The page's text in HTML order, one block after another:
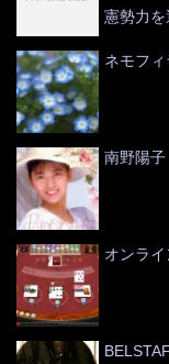
憲勢力を
ネモフ
南野陽
オンラ